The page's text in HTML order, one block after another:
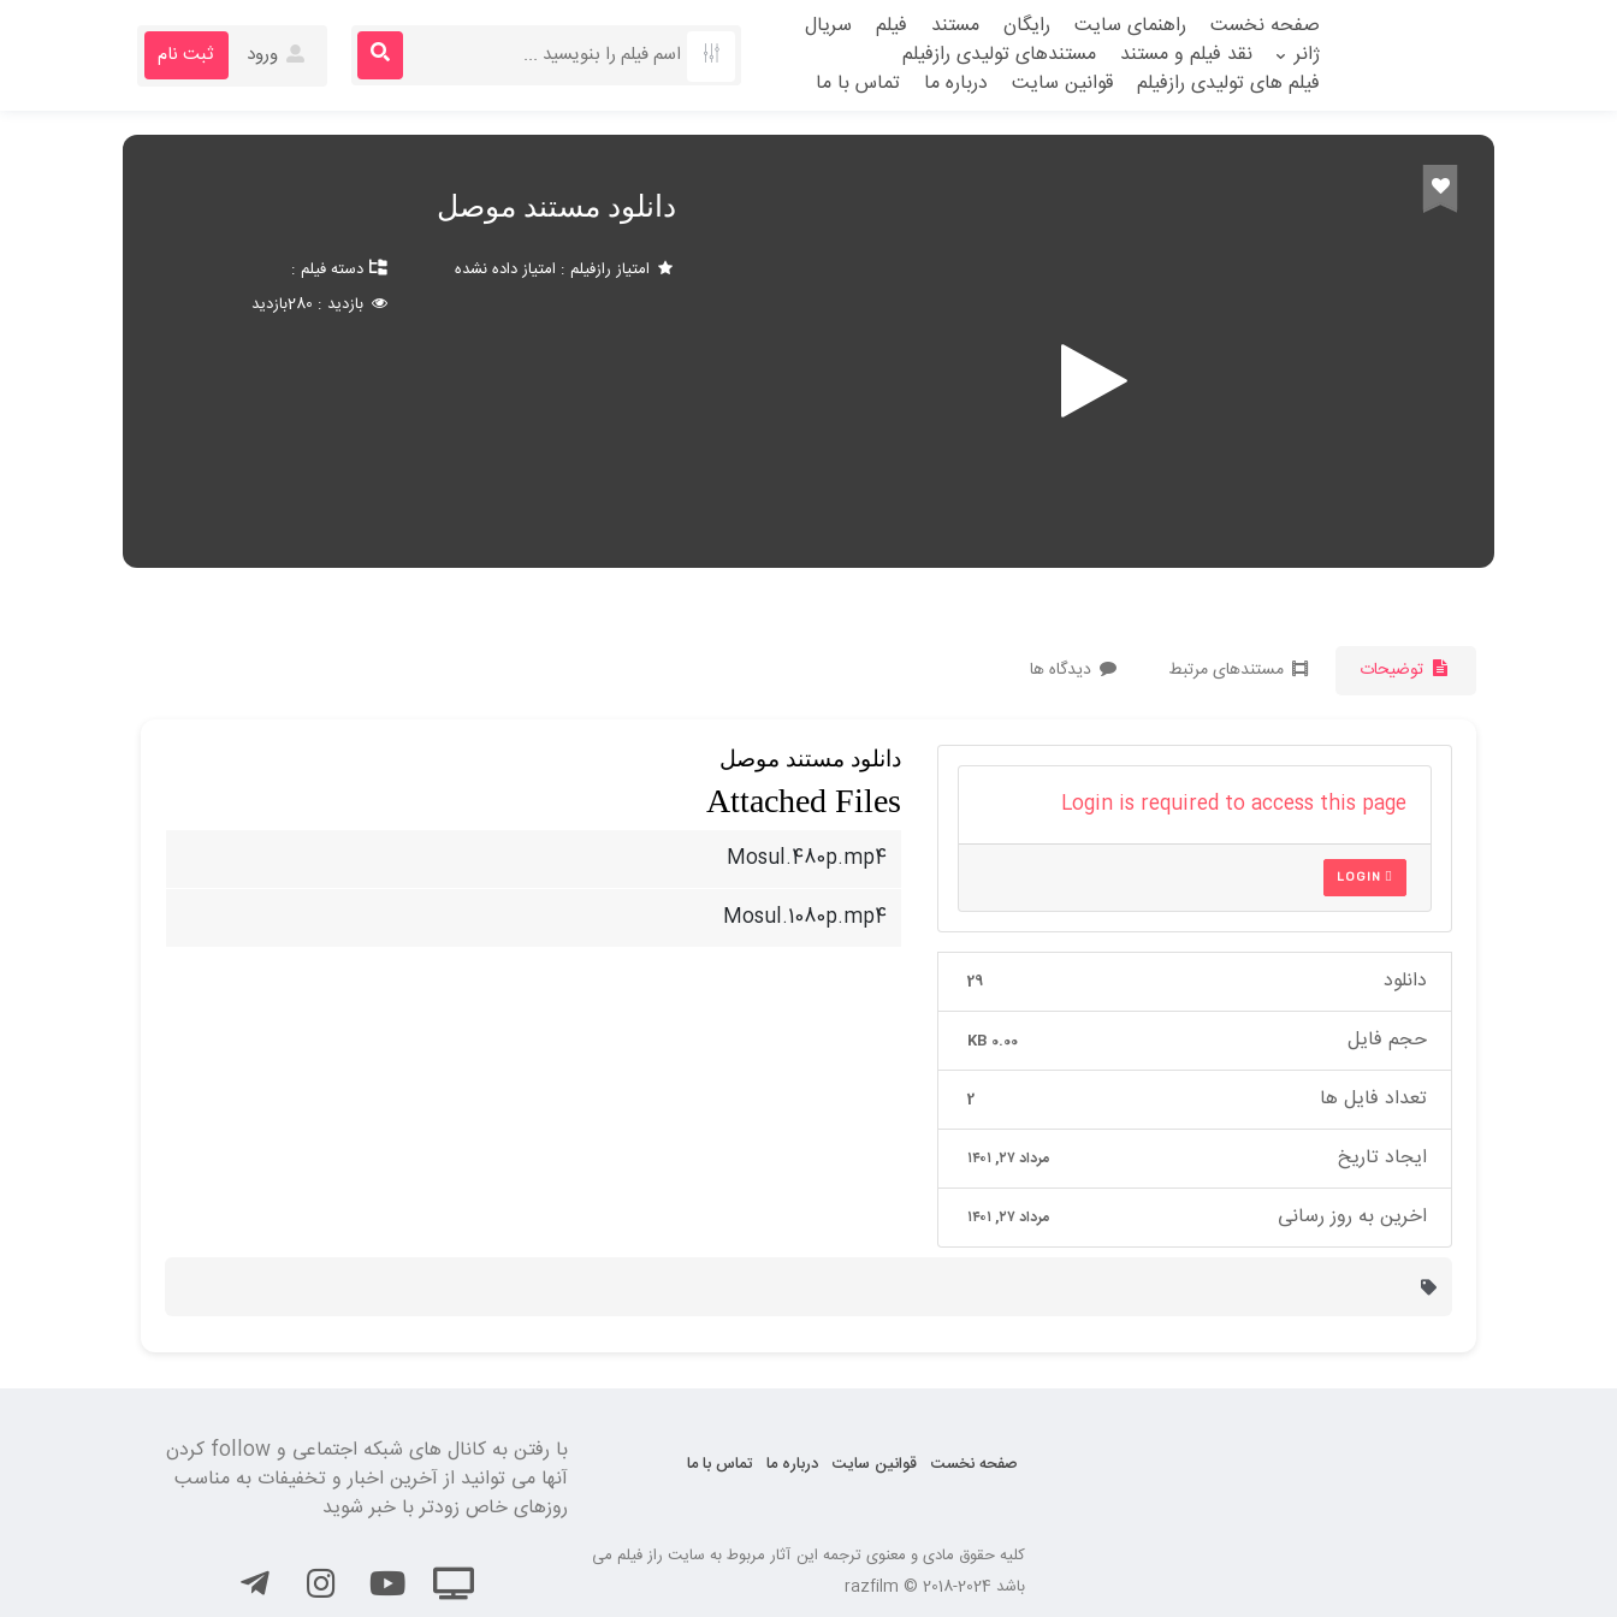
صفحه نخست راهنمای سایت رایگان مستند فیلم
سریال
ژانر
نقد فیلم و مستند
مستندهای تولیدی رازفیلم
فیلم های تولیدی رازفیلم
قوانین سایت درباره ما تماس با ما
ورود ثبت نام
دانلود مستند موصل
امتیاز رازفیلم امتیاز داده نشده
دسته فیلم
بازدید
280بازدید
توضیحات مستندهای مرتبط دیدگاه ها
Login is required to access this page
دانلود 29
حجم فایل 0.00 KB
تعداد فایل ها 2
ایجاد تاریخ مرداد ۲۷, ۱۴۰۱
اخرین به روز رسانی مرداد ۲۷, ۱۴۰۱
دانلود مستند موصل
Attached Files
Mosul.480p.mp4
Mosul.1080p.mp4
صفحه نخست قوانین سایت درباره ما تماس با ما
کلیه حقوق مادی و معنوی ترجمه این آثار مربوط به سایت راز فیلم می
باشد razfilm © 2018-2024
با رفتن به کانال های شبکه اجتماعی و follow کردن
آنها می توانید از آخرین اخبار و تخفیفات به مناسب
روزهای خاص زودتر با خبر شوید